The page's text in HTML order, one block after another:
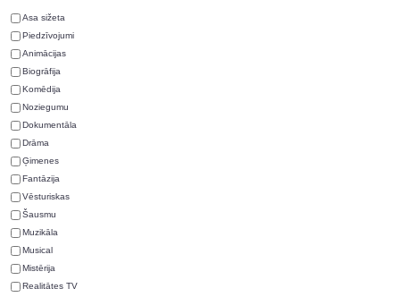
Asa sižeta
Piedzīvojumi
Animācijas
Biogrāfija
Komēdija
Noziegumu
Dokumentāla
Drāma
Ģimenes
Fantāzija
Vēsturiskas
Šausmu
Muzikāla
Musical
Mistērija
Realitātes TV